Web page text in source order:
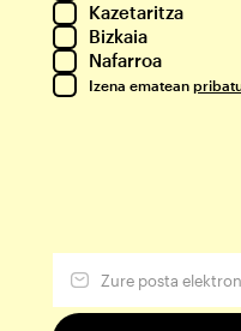
Kazetaritza
Bizkaia
Nafarroa
Izena ematean